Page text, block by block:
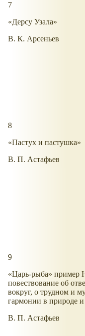
7
«Дерсу Узала»
В. К. Арсеньев
8
«Пастух и пастушка»
В. П. Астафьев
9
«Царь-рыба» пример
повествование об
вокруг, о трудном и
гармонии в природе
В. П. Астафьев